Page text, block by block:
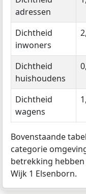
adressen
Dichtheid
inwoners
Dichtheid
huishoudens
Dichtheid
wagens
Bovenstaande
categorie
betrekking
Wijk 1 Elsenborn.